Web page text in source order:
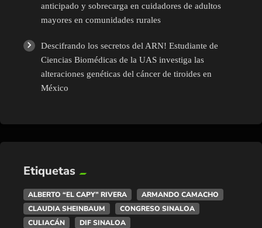
anticipado y sobrecarga en cuidadores de adultos
mayores en comunidades rurales
Descifrando los secretos del ARN! Estudiante de
Ciencias Biomédicas de la UAS investiga las
alteraciones genéticas del cáncer de tiroides en
México
Etiquetas
ALBERTO “EL CAPY” RIVERA
ARMANDO CAMACHO
CLAUDIA SHEINBAUM
CONGRESO SINALOA
CULIACÁN
DIF SINALOA